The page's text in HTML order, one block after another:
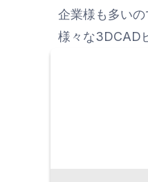
企業様も多い
様々な3DCAD